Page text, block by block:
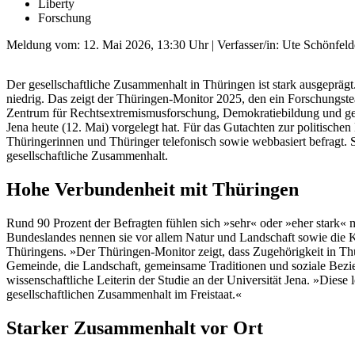
Liberty
Forschung
Meldung vom: 12. Mai 2026, 13:30 Uhr| Verfasser/in: Ute
Der gesellschaftliche Zusammenhalt in Thüringen ist stark
niedrig. Das zeigt der Thüringen-Monitor 2025, den ein
Zentrum für Rechtsextremismusforschung, Demokratiebildung und
Jena heute (12. Mai) vorgelegt hat. Für das Gutachten zur
Thüringerinnen und Thüringer telefonisch sowie webbasiert
gesellschaftliche Zusammenhalt.
Hohe Verbundenheit mit Thüringen
Rund 90 Prozent der Befragten fühlen sich »sehr« oder »eher
Bundeslandes nennen sie vor allem Natur und Landschaft sowie
Thüringens. »Der Thüringen-Monitor zeigt, dass Zugehörigkeit in
Gemeinde, die Landschaft, gemeinsame Traditionen und soziale
wissenschaftliche Leiterin der Studie an der Universität Jena.
gesellschaftlichen Zusammenhalt im Freistaat.«
Starker Zusammenhalt vor Ort